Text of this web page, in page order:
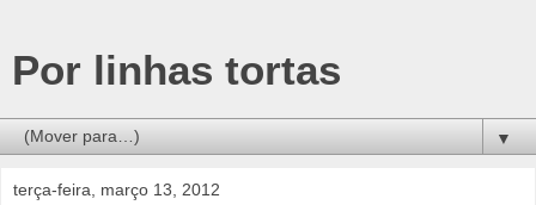
Por linhas tortas
▼
terça-feira, março 13, 2012